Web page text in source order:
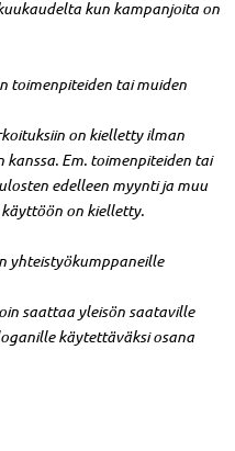
kun kampanjoita on
toimenpiteiden tai muiden
on kielletty ilman
Em. toimenpiteiden tai
edelleen myynti ja muu
on kielletty.
yhteistyökumppaneille
saattaa yleisön saataville
käytettäväksi osana